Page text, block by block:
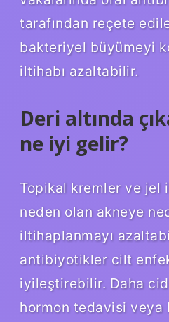
tarafından reçete
bakteriyel büyümeyi
iltihabı azaltabilir.
Deri altında
ne iyi gelir?
Topikal kremler ve jel
neden olan akneye
iltihaplanmayı
antibiyotikler cilt
iyileştirebilir. Daha
hormon tedavisi veya